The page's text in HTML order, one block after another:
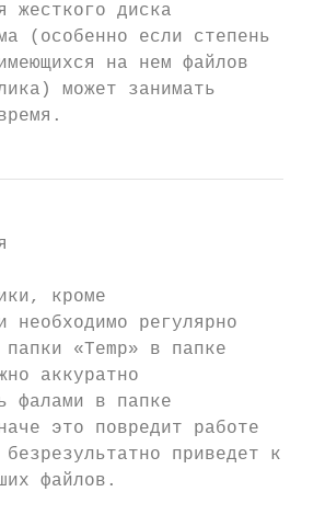
жесткого диска
(особенно если степень
на нем файлов
может занимать
кроме
необходимо регулярно
«Temp» в папке
аккуратно
фалами в папке
это повредит работе
приведет к
файлов.